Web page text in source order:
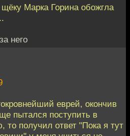
Марка Горина обожгла
него
еврей, окончив
пытался поступить в
то получил ответ "Пока я тут